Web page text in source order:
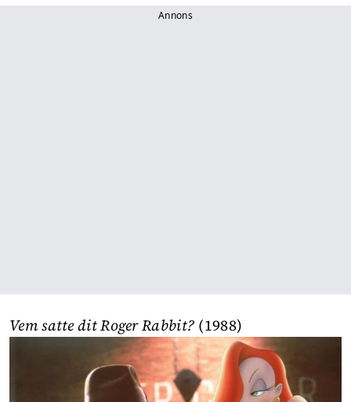
Annons
Vem satte dit Roger Rabbit? (1988)